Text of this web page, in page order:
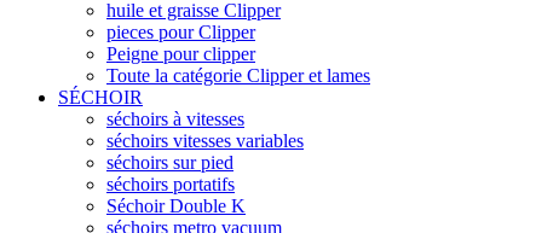
huile et graisse Clipper
pieces pour Clipper
Peigne pour clipper
Toute la catégorie Clipper et lames
SÉCHOIR
séchoirs à vitesses
séchoirs vitesses variables
séchoirs sur pied
séchoirs portatifs
Séchoir Double K
séchoirs metro vacuum